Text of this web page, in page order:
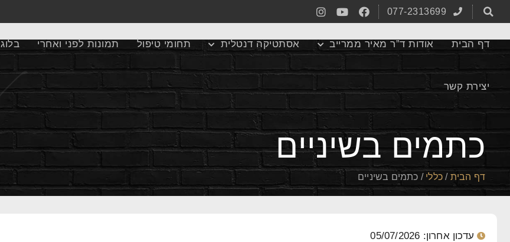
077-2313699
דף הבית אודות ד”ר מאיר ממרייב אסתטיקה דנטלית תחומי טיפול תמונות לפני ואחרי בלוג
יצירת קשר
כתמים בשיניים
דף הבית /כללי / כתמים בשיניים
עדכון אחרון: 05/07/2026